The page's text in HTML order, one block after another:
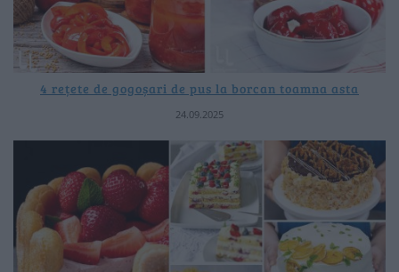
4 rețete de gogoșari de pus la borcan toamna asta
24.09.2025